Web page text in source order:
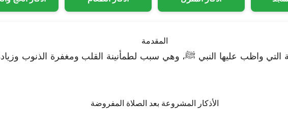
المقدمة
التي واظب عليها النبي ﷺ، وهي سبب لطمأنينة القلب ومغفرة الذنوب
الأذكار المشروعة بعد الصلاة المفروضة